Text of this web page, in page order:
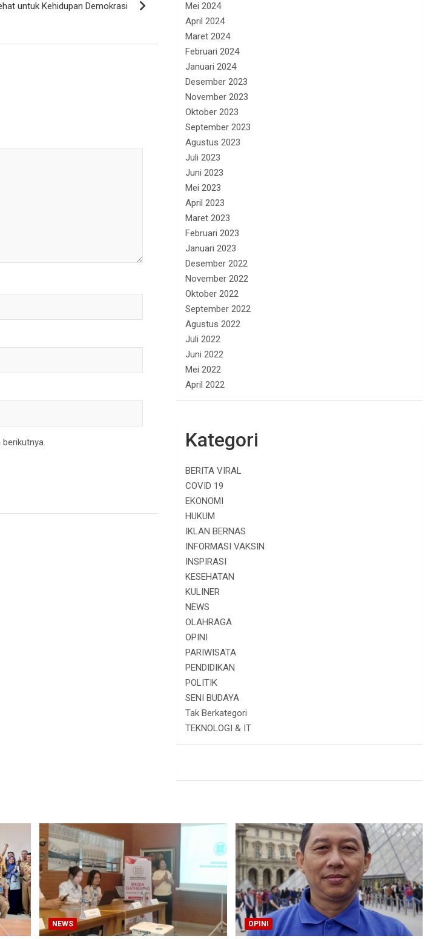
untuk Kehidupan Demokrasi
Mei 2024
April 2024
Maret 2024
Februari 2024
Januari 2024
Desember 2023
November 2023
Oktober 2023
September 2023
Agustus 2023
Juli 2023
Juni 2023
Mei 2023
April 2023
Maret 2023
Februari 2023
Januari 2023
Desember 2022
November 2022
Oktober 2022
September 2022
Agustus 2022
Juli 2022
Juni 2022
Mei 2022
April 2022
Kategori
BERITA VIRAL
COVID 19
EKONOMI
HUKUM
IKLAN BERNAS
INFORMASI VAKSIN
INSPIRASI
KESEHATAN
KULINER
NEWS
OLAHRAGA
OPINI
PARIWISATA
PENDIDIKAN
POLITIK
SENI BUDAYA
Tak Berkategori
TEKNOLOGI & IT
NEWS OPINI